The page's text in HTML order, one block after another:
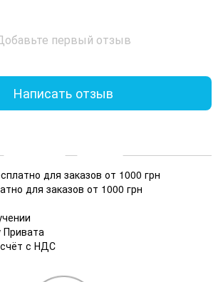
первый отзыв
Написать отзыв
для заказов от 1000 грн
для заказов от 1000 грн
Привата
с НДС